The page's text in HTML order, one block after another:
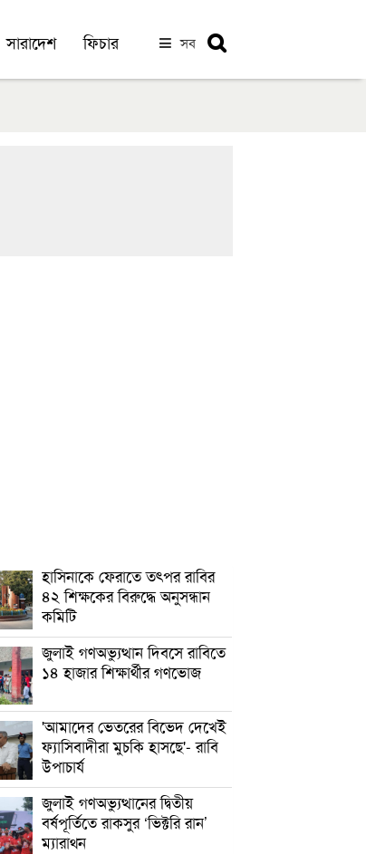
সারাদেশ ফিচার সব
হাসিনাকে ফেরাতে তৎপর রাবির
৪২ শিক্ষকের বিরুদ্ধে অনুসন্ধান
কমিটি
জুলাই গণঅভ্যুত্থান দিবসে রাবিতে
১৪ হাজার শিক্ষার্থীর গণভোজ
'আমাদের ভেতরের বিভেদ দেখেই
ফ্যাসিবাদীরা মুচকি হাসছে'- রাবি
উপাচার্য
জুলাই গণঅভ্যুত্থানের দ্বিতীয়
বর্ষপূর্তিতে রাকসুর ‘ভিক্টরি রান’
ম্যারাথন